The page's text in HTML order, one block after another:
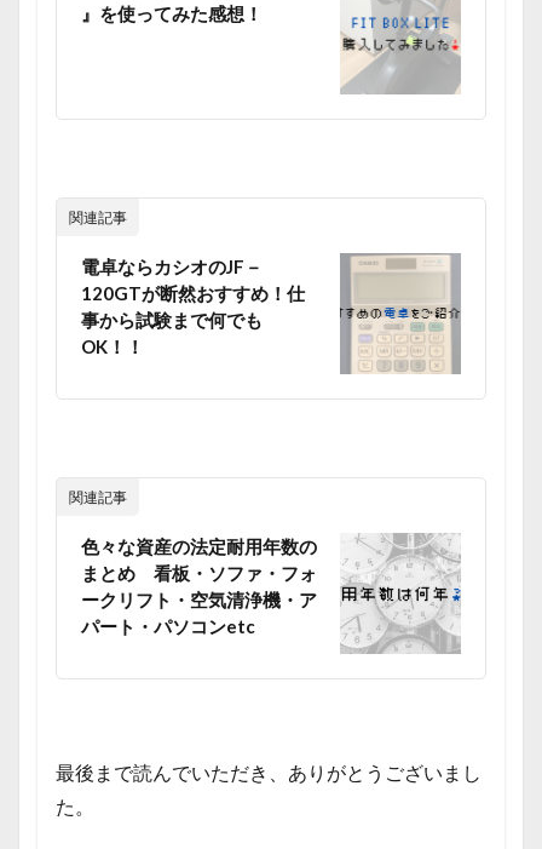
』を使ってみた感想！
関連記事
電卓ならカシオのJF－
120GTが断然おすすめ！仕
事から試験まで何でも
OK！！
関連記事
色々な資産の法定耐用年数の
まとめ 看板・ソファ・フォ
ークリフト・空気清浄機・ア
パート・パソコンetc
最後まで読んでいただき、ありがとうございまし
た。